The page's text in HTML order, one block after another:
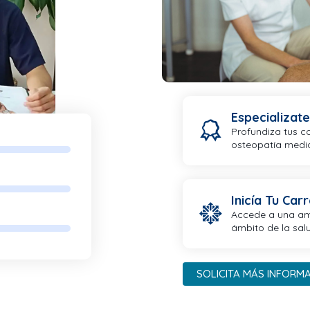
Especializate
Profundiza tus
osteopatía
Inicía Tu
Accede a una
ámbito de la
SOLICITA MÁS